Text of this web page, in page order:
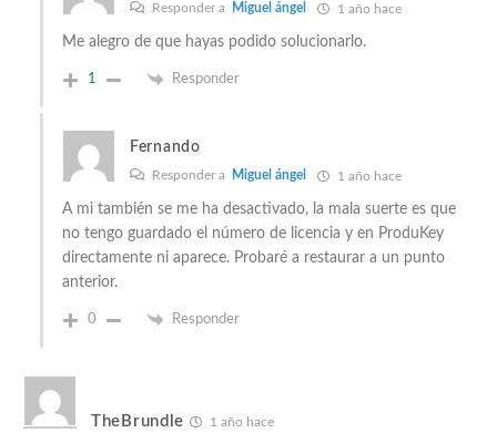
Responder a Miguel ángel 1 año hace
Me alegro de que hayas podido solucionarlo.
1 Responder
Fernando
Responder a Miguel ángel 1 año hace
A mi también se me ha desactivado, la mala suerte es que
no tengo guardado el número de licencia y en ProduKey
directamente ni aparece. Probaré a restaurar a un punto
anterior.
0 Responder
TheBrundle 1 año hace